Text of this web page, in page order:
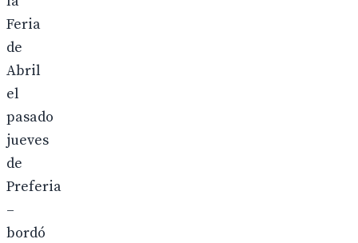
Feria
de
Abril
el
pasado
jueves
de
Preferia
–
bordó